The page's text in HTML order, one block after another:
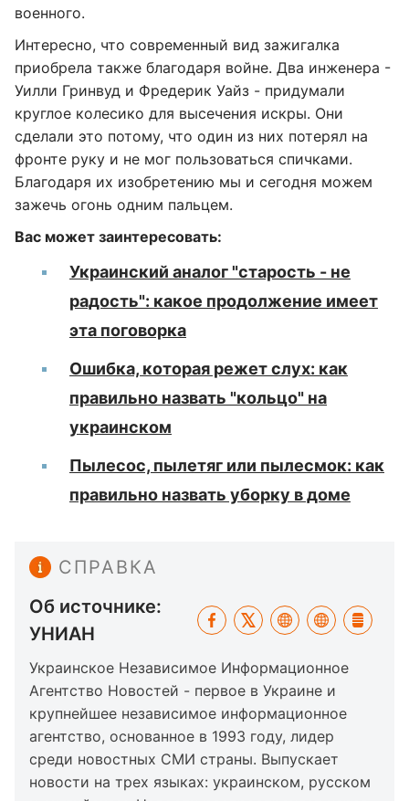
военного.
Интересно, что современный вид зажигалка
приобрела также благодаря войне. Два инженера -
Уилли Гринвуд и Фредерик Уайз - придумали
круглое колесико для высечения искры. Они
сделали это потому, что один из них потерял на
фронте руку и не мог пользоваться спичками.
Благодаря их изобретению мы и сегодня можем
зажечь огонь одним пальцем.
Вас может заинтересовать:
Украинский аналог "старость - не
радость": какое продолжение имеет
эта поговорка
Ошибка, которая режет слух: как
правильно назвать "кольцо" на
украинском
Пылесос, пылетяг или пылесмок: как
правильно назвать уборку в доме
СПРАВКА
Об источнике:
УНИАН
Украинское Независимое Информационное
Агентство Новостей - первое в Украине и
крупнейшее независимое информационное
агентство, основанное в 1993 году, лидер
среди новостных СМИ страны. Выпускает
новости на трех языках: украинском, русском